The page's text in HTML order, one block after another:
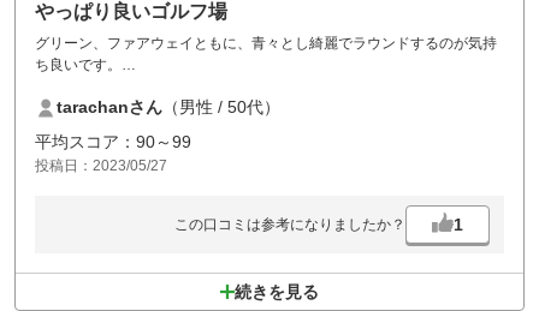
やっぱり良いゴルフ場
グリーン、ファアウェイともに、青々とし綺麗でラウンドするのが気持
ち良いです。
ただ、後ろの組の男性。スタートホールで、こちらがティーグランドに
上がって、これから打つのに、ティーグランドに入って後ろで、アプー
チの練習してる。止めて下さいと言っても、謝罪の言葉も無し。気分悪
くして、ティーショットに影響。後半のアウトティーグランドでも、同
tarachanさん （男性 / 50代）
平均スコア：90～99
投稿日：2023/05/27
この口コミは参考になりましたか？ 1
続きを見る